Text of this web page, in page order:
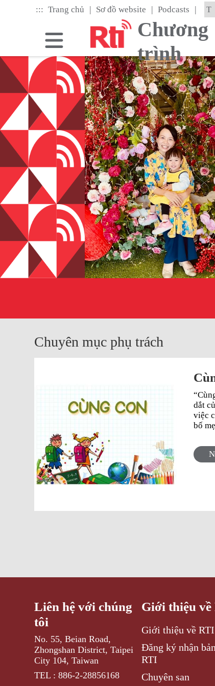
::: Trang chủ | Sơ đồ website | Podcasts |
Chương
trình
Chuyên mục phụ trách
dắt
việc
bố
làm
dành
Liên hệ với chúng
tôi
No. 55, Beian Road,
Zhongshan District, Taipei
City 104, Taiwan
TEL : 886-2-28856168
Giới thiệu
Giới thiệu về RTI
Đăng ký nhận
RTI
Chuyên san